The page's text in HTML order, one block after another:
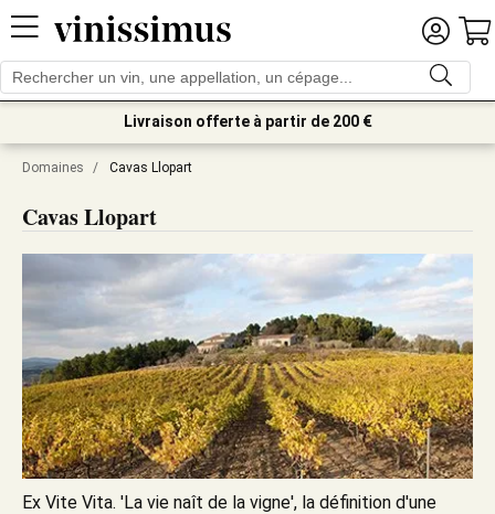
Livraison offerte à partir de 200 €
Domaines / Cavas Llopart
Cavas Llopart
Ex Vite Vita. 'La vie naît de la vigne', la définition d'une